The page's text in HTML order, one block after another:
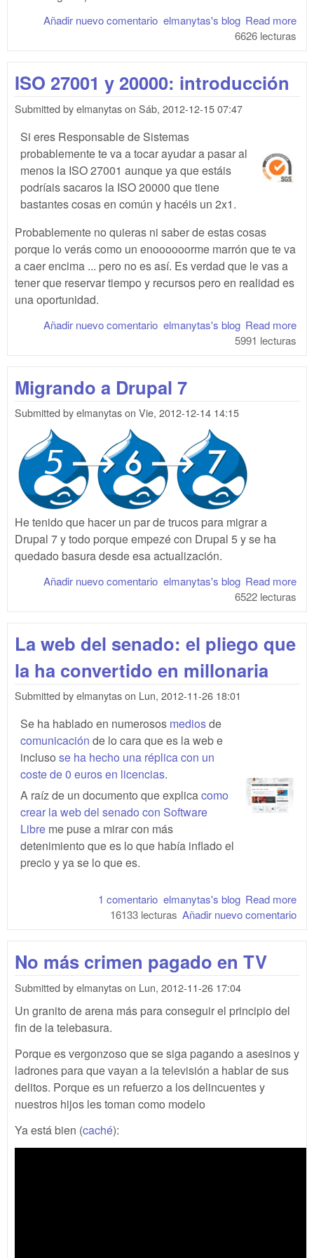
Read more
elmanytas's blog
Añadir nuevo comentario
6626 lecturas
ISO 27001 y 20000: introducción
Submitted byelmanytason Sáb, 2012-12-15 07:47
Si eres Responsable de Sistemas
probablemente te va a tocar ayudar a pasar al
menos la ISO 27001 aunque ya que estáis
podríais sacaros la ISO 20000 que tiene
bastantes cosas en común y hacéis un 2x1.
Probablemente no quieras ni saber de estas cosas
porque lo verás como un enoooooorme marrón que te va
a caer encima ... pero no es así. Es verdad que le vas a
tener que reservar tiempo y recursos pero en realidad es
una oportunidad.
Read more
elmanytas's blog
Añadir nuevo comentario
5991 lecturas
Migrando a Drupal 7
Submitted byelmanytason Vie, 2012-12-14 14:15
He tenido que hacer un par de trucos para migrar a
Drupal 7 y todo porque empezé con Drupal 5 y se ha
quedado basura desde esa actualización.
Read more
elmanytas's blog
Añadir nuevo comentario
6522 lecturas
La web del senado: el pliego que
la ha convertido en millonaria
Submitted byelmanytason Lun, 2012-11-26 18:01
Se ha hablado en numerosos mediosde
comunicación de lo cara que es la web e
incluso se ha hecho una réplica con un
coste de 0 euros en licencias.
A raíz de un documento que explicacomo
crear la web del senado con Software
Libre me puse a mirar con más
detenimiento que es lo que había inflado el
precio y ya se lo que es.
Read more
elmanytas's blog
1 comentario
Añadir nuevo comentario
16133 lecturas
No más crimen pagado en TV
Submitted byelmanytason Lun, 2012-11-26 17:04
Un granito de arena más para conseguir el principio del
fin de la telebasura.
Porque es vergonzoso que se siga pagando a asesinos y
ladrones para que vayan a la televisión a hablar de sus
delitos. Porque es un refuerzo a los delincuentes y
nuestros hijos les toman como modelo
Ya está bien (caché):